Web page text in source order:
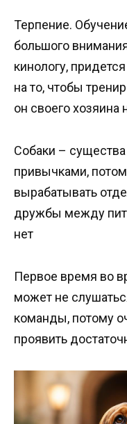
Терпение.
большого
кинологу,
на то, чтобы
он своего хозяина
Собаки –
привычками,
вырабатывать
дружбы между
нет
Первое время во
может не
команды, потому
проявить